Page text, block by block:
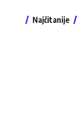
Najčitanije